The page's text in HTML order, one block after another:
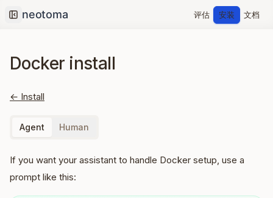
Collapse sidebar
评估 安装 文档
Docker install
← Install
Agent Human
If you want your assistant to handle Docker setup, use a
prompt like this: